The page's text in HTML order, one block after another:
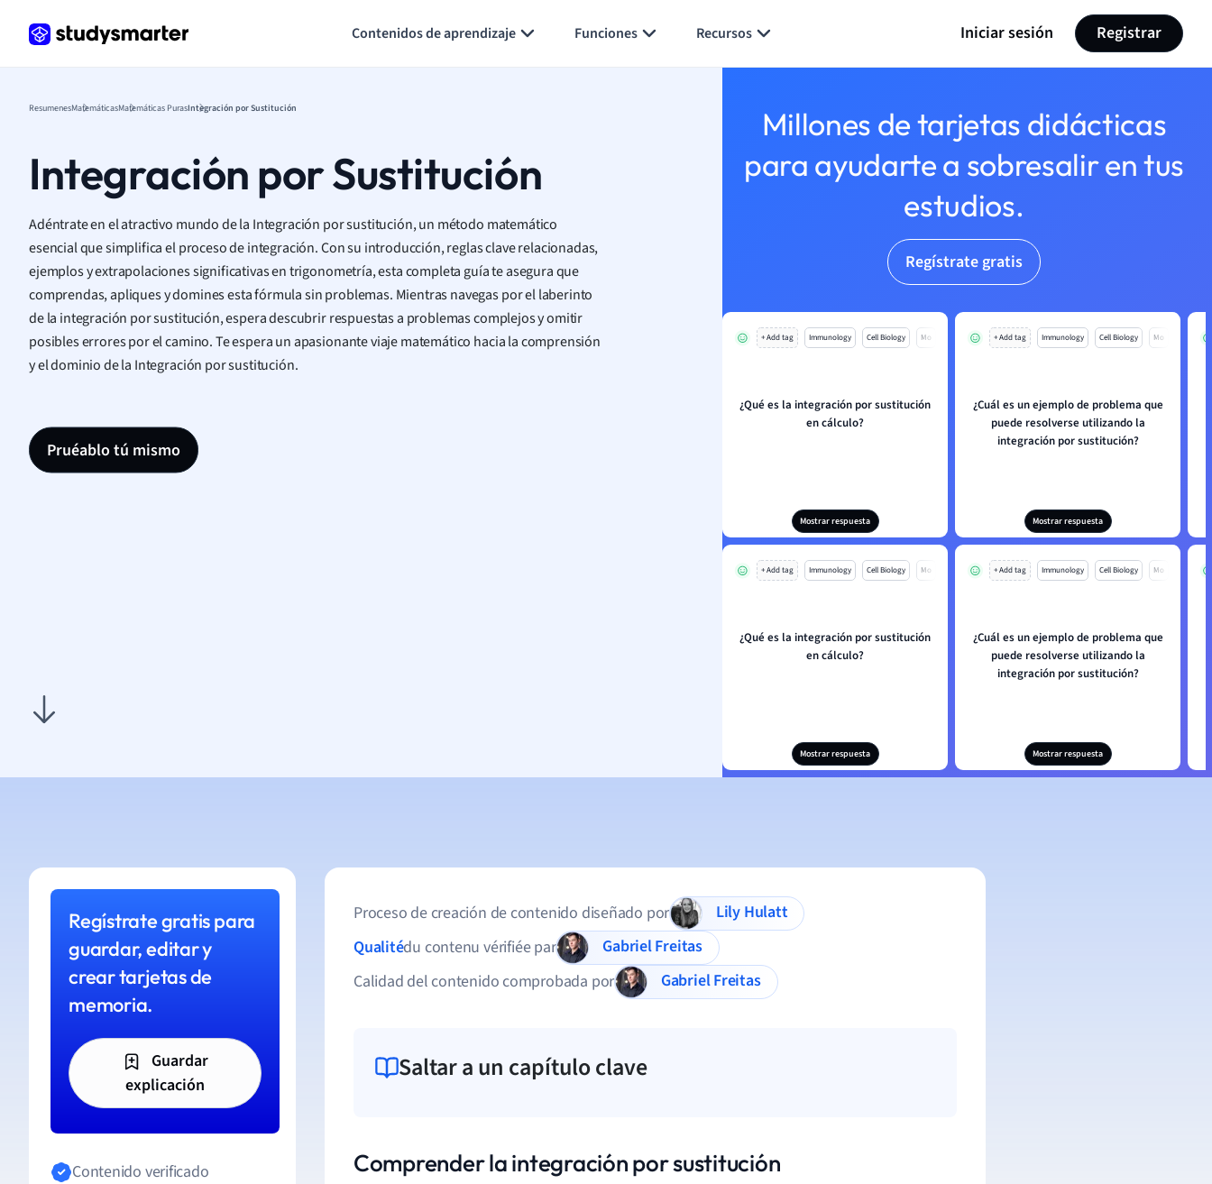
Contenidos de aprendizaje Funciones Recursos Iniciar sesión Registrar
ResumenesMatemáticasMatemáticas PurasIntegración por Sustitución
Integración por Sustitución
Adéntrate en el atractivo mundo de la Integración por sustitución, un método matemático
esencial que simplifica el proceso de integración. Con su introducción, reglas clave relacionadas,
ejemplos y extrapolaciones significativas en trigonometría, esta completa guía te asegura que
comprendas, apliques y domines esta fórmula sin problemas. Mientras navegas por el laberinto
de la integración por sustitución, espera descubrir respuestas a problemas complejos y omitir
posibles errores por el camino. Te espera un apasionante viaje matemático hacia la comprensión
y el dominio de la Integración por sustitución.
Pruéablo tú mismo
Millones de tarjetas didácticas
para ayudarte a sobresalir en tus
estudios.
Regístrate gratis
+ Add tag Immunology Cell Biology Mo
¿Qué es la integración por sustitución
en cálculo?
Mostrar respuesta
+ Add tag Immunology Cell Biology Mo
¿Cuál es un ejemplo de problema que
puede resolverse utilizando la
integración por sustitución?
Mostrar respuesta
+ Add tag Immunology Cell Biology Mo
¿Qué es la integración por sustitución
en cálculo?
Mostrar respuesta
+ Add tag Immunology Cell Biology Mo
¿Cuál es un ejemplo de problema que
puede resolverse utilizando la
integración por sustitución?
Mostrar respuesta
Regístrate gratis para
guardar, editar y
crear tarjetas de
memoria.
Guardar
explicación
Contenido verificado
Proceso de creación de contenido diseñado por
Lily Hulatt
Qualitédu contenu vérifiée par
Gabriel Freitas
Calidad del contenido comprobada por
Gabriel Freitas
Saltar a un capítulo clave
Comprender la integración por sustitución